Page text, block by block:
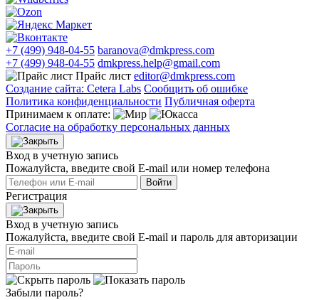
+7 (499) 948-04-55 baranova@dmkpress.com
+7 (499) 948-04-55 dmkpress.help@gmail.com
Прайс лист editor@dmkpress.com
Создание сайта: Cetera Labs Сообщить об ошибке
Политика конфиденциальности Публичная оферта
Принимаем к оплате:
Согласие на обработку персональных данных
Вход в учетную запись
Пожалуйста, введите свой E‑mail или номер телефона
Войти
Регистрация
Вход в учетную запись
Пожалуйста, введите свой E‑mail и пароль для авторизации
Забыли пароль?